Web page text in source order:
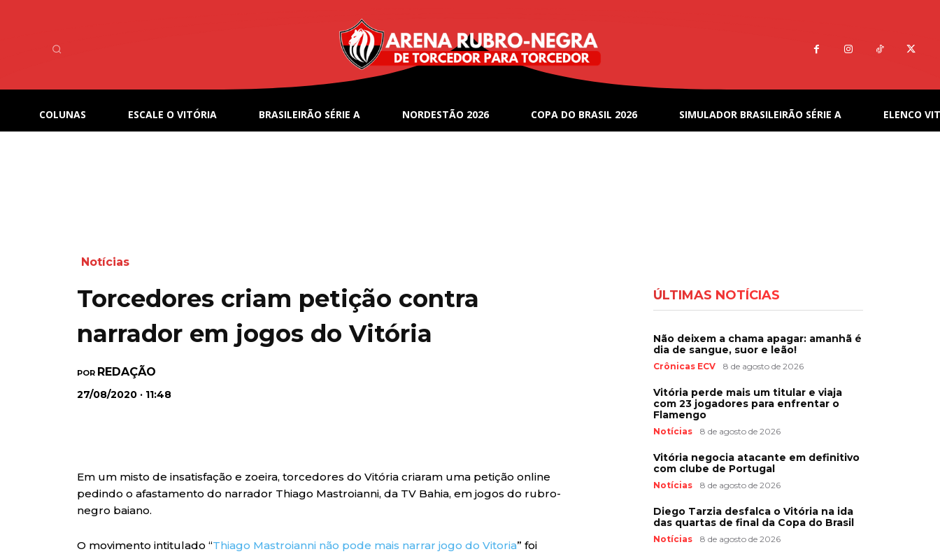
COLUNAS ESCALE O VITÓRIA BRASILEIRÃO SÉRIE A NORDESTÃO 2026 COPA DO BRASIL 2026 SIMULADOR BRASILEIRÃO SÉRIE A ELENCO
Notícias
Torcedores criam petição contra
narrador em jogos do Vitória
POR REDAÇÃO
27/08/2020 · 11:48
Em um misto de insatisfação e zoeira, torcedores do Vitória criaram uma petição online
pedindo o afastamento do narrador Thiago Mastroianni, da TV Bahia, em jogos do rubro-
negro baiano.
O movimento intitulado “Thiago Mastroianni não pode mais narrar jogo do Vitoria” foi
ÚLTIMAS NOTÍCIAS
Não deixem a chama apagar: amanhã é
dia de sangue, suor e leão!
Crônicas ECV 8 de agosto de 2026
Vitória perde mais um titular e viaja
com 23 jogadores para enfrentar o
Flamengo
Notícias 8 de agosto de 2026
Vitória negocia atacante em definitivo
com clube de Portugal
Notícias 8 de agosto de 2026
Diego Tarzia desfalca o Vitória na ida
das quartas de final da Copa do Brasil
Notícias 8 de agosto de 2026